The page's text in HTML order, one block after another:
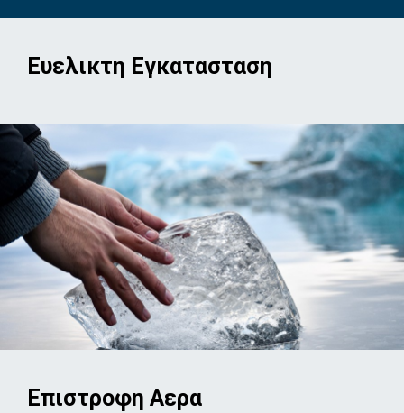
Ευελικτη Εγκατασταση
Επιστροφη Αερα